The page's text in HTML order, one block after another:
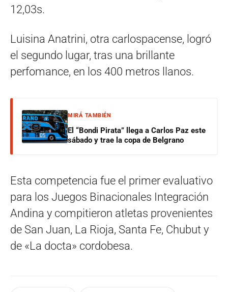
12,03s.
Luisina Anatrini, otra carlospacense, logró
el segundo lugar, tras una brillante
perfomance, en los 400 metros llanos.
MIRÁ TAMBIÉN
El “Bondi Pirata” llega a Carlos Paz este
sábado y trae la copa de Belgrano
Esta competencia fue el primer evaluativo
para los Juegos Binacionales Integración
Andina y compitieron atletas provenientes
de San Juan, La Rioja, Santa Fe, Chubut y
de «La docta» cordobesa.